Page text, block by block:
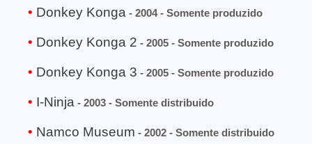
Donkey Konga - 2004 - Somente produzido
Donkey Konga 2 - 2005 - Somente produzido
Donkey Konga 3 - 2005 - Somente produzido
I-Ninja - 2003 - Somente distribuido
Namco Museum - 2002 - Somente distribuido